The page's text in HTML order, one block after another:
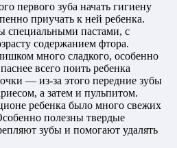
первого зуба начать гигиену
приучать к ней ребенка.
специальными пастами, с
содержанием фтора.
много сладкого, особенно
всего поить ребенка
— из-за этого передние зубы
а затем и пульпитом.
ребенка было много свежих
полезны твердые
зубы и помогают удалять